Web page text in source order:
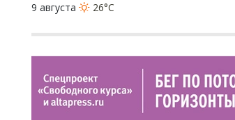
9 августа
26°C